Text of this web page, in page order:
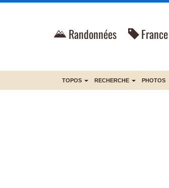
Randonnées France
TOPOS RECHERCHE PHOTOS